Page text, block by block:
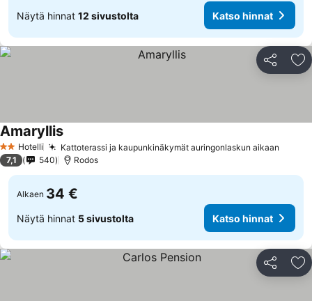
Näytä hinnat 12 sivustolta Katso hinnat
Jaa
2 Tähtiluokitus
Hotelli Kattoterassi ja kaupunkinäkymät auringonlaskun aikaan
Amaryllis
7,1 540 Rodos
Alkaen 34 €
Näytä hinnat 5 sivustolta Katso hinnat
Jaa